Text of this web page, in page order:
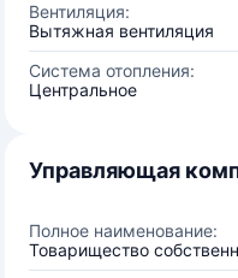
Вентиляция:
Вытяжная вентиляция
Система отопления:
Центральное
Управляющая
Полное наименование:
Товарищество